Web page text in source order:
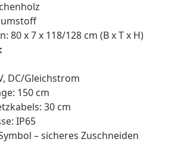
80 x 7 x 118/128 cm (B x T x H)
DC/Gleichstrom
150 cm
30 cm
IP65
– sicheres Zuschneiden